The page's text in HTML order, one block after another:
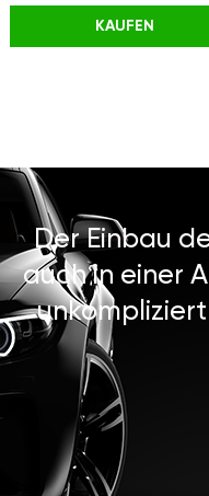
KAUFEN
Der Einbau
auch in einer